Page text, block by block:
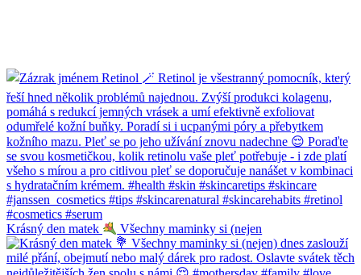
Krásný den matek Všechny maminky si (nejen